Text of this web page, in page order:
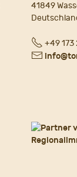
41849
Fon+49
E-